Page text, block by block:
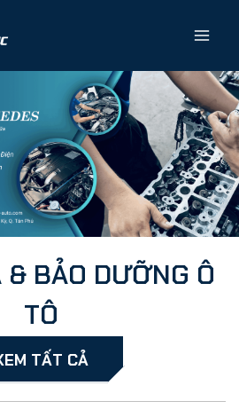
BẢO DƯỠNG Ô
TÔ
TẤT CẢ